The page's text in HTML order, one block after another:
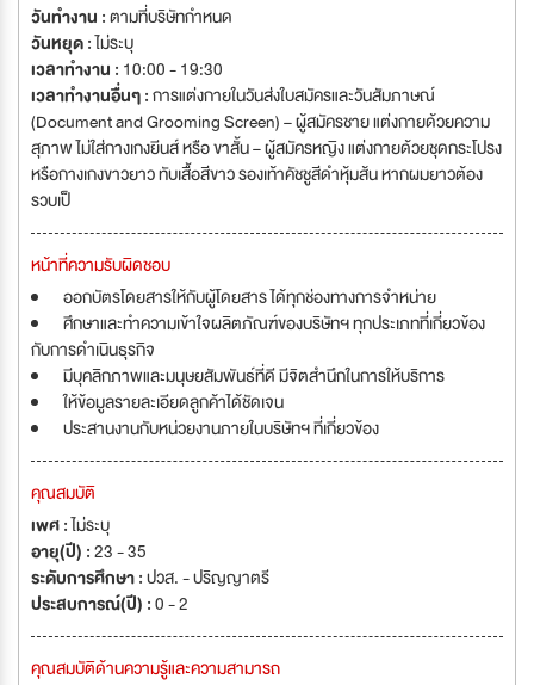
วันทำงาน :ตามที่บริษัทกำหนด
วันหยุด :ไม่ระบุ
เวลาทำงาน : 10:00 - 19:30
เวลาทำงานอื่นๆ :การแต่งกายในวันส่งใบสมัครและวันสัมภาษณ์
(Document and Grooming Screen) – ผู้สมัครชาย แต่งกายด้วยความ
สุภาพ ไม่ใส่กางเกงยีนส์ หรือ ขาสั้น – ผู้สมัครหญิง แต่งกายด้วยชุดกระโปรง
หรือกางเกงขาวยาว ทับเสื้อสีขาว รองเท้าคัชชูสีดำหุ้มส้น หากผมยาวต้อง
รวบเป็
หน้าที่ความรับผิดชอบ
ออกบัตรโดยสารให้กับผู้โดยสาร ได้ทุกช่องทางการจำหน่าย
ศึกษาและทำความเข้าใจผลิตภัณฑ์ของบริษัทฯ ทุกประเภทที่เกี่ยวข้อง
กับการดำเนินธุรกิจ
มีบุคลิกภาพและมนุษยสัมพันธ์ที่ดี มีจิตสำนึกในการให้บริการ
ให้ข้อมูลรายละเอียดลูกค้าได้ชัดเจน
ประสานงานกับหน่วยงานภายในบริษัทฯ ที่เกี่ยวข้อง
คุณสมบัติ
เพศ :ไม่ระบุ
อายุ(ปี) :23 - 35
ระดับการศึกษา :ปวส. - ปริญญาตรี
ประสบการณ์(ปี) :0 - 2
คุณสมบัติด้านความรู้และความสามารถ